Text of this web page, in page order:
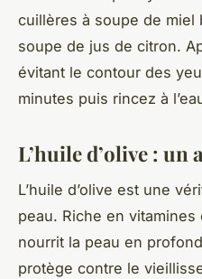
cuillères à soupe de miel
soupe de jus de citron.
évitant le contour des
minutes puis rincez à
L’huile d’olive : un
L’huile d’olive est une
peau. Riche en
nourrit la peau en
protège contre le